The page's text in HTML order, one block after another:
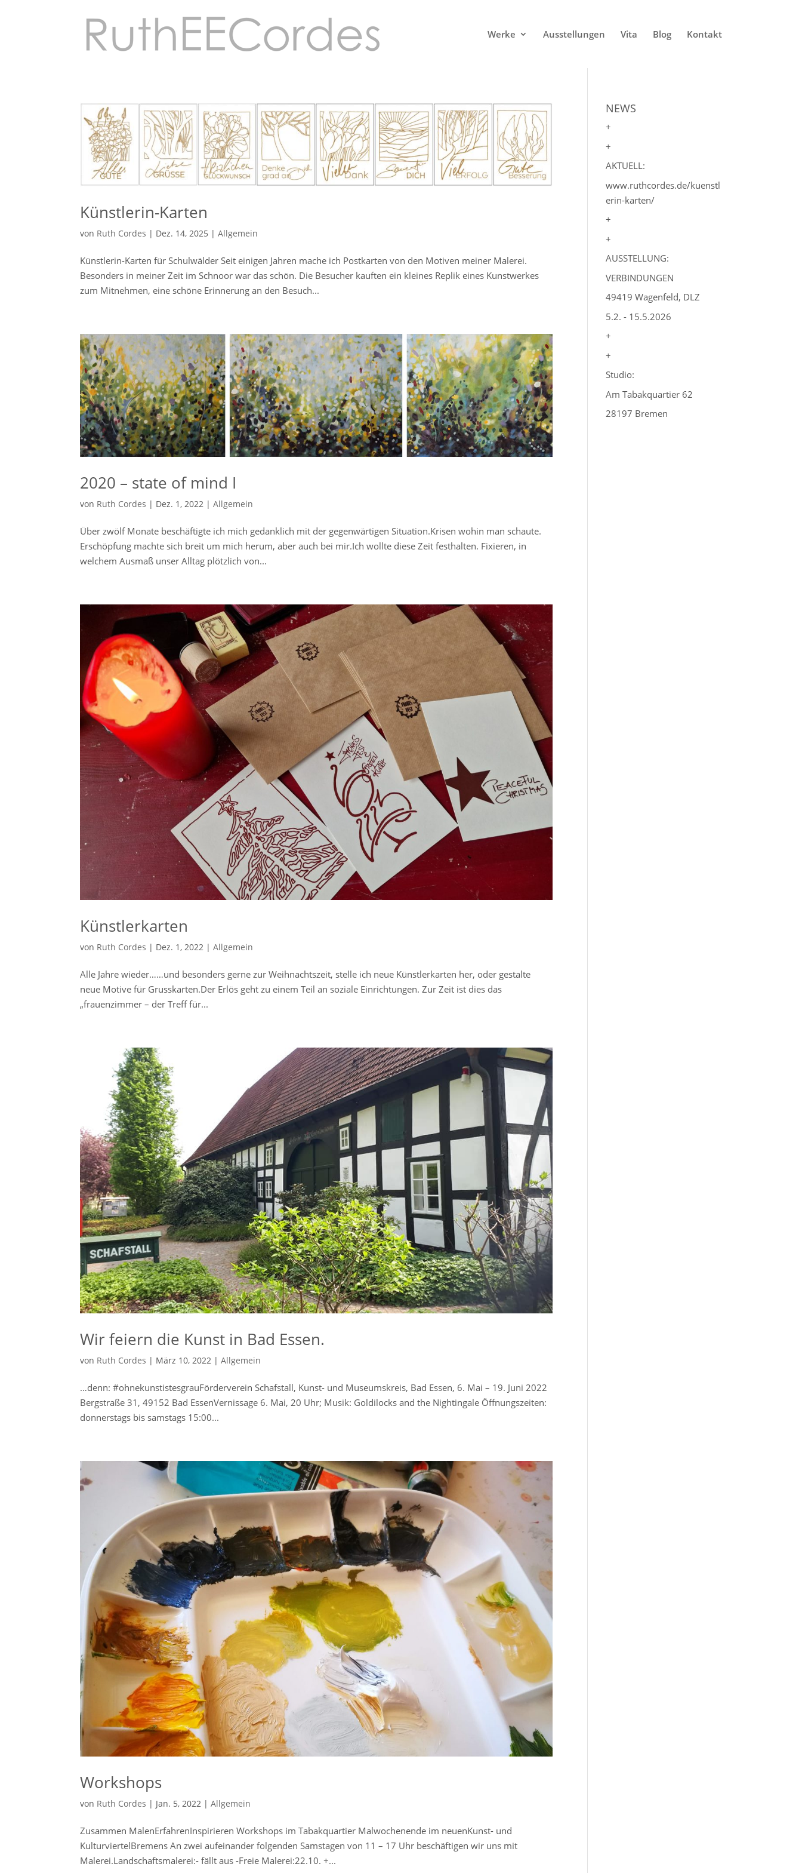
Werke Ausstellungen Vita Blog Kontakt
Künstlerin-Karten
von Ruth Cordes | Dez. 14, 2025 |Allgemein
Künstlerin-Karten für Schulwälder Seit einigen Jahren mache ich Postkarten von den Motiven meiner Malerei.
Besonders in meiner Zeit im Schnoor war das schön. Die Besucher kauften ein kleines Replik eines Kunstwerkes
zum Mitnehmen, eine schöne Erinnerung an den Besuch...
2020 – state of mind I
von Ruth Cordes | Dez. 1, 2022 |Allgemein
Über zwölf Monate beschäftigte ich mich gedanklich mit der gegenwärtigen Situation.Krisen wohin man schaute.
Erschöpfung machte sich breit um mich herum, aber auch bei mir.Ich wollte diese Zeit festhalten. Fixieren, in
welchem Ausmaß unser Alltag plötzlich von...
Künstlerkarten
von Ruth Cordes | Dez. 1, 2022 |Allgemein
Alle Jahre wieder……und besonders gerne zur Weihnachtszeit, stelle ich neue Künstlerkarten her, oder gestalte
neue Motive für Grusskarten.Der Erlös geht zu einem Teil an soziale Einrichtungen. Zur Zeit ist dies das
„frauenzimmer – der Treff für...
Wir feiern die Kunst in Bad Essen.
von Ruth Cordes | März 10, 2022 |Allgemein
…denn: #ohnekunstistesgrauFörderverein Schafstall, Kunst- und Museumskreis, Bad Essen, 6. Mai – 19. Juni 2022
Bergstraße 31, 49152 Bad EssenVernissage 6. Mai, 20 Uhr; Musik: Goldilocks and the Nightingale Öffnungszeiten:
donnerstags bis samstags 15:00...
Workshops
von Ruth Cordes | Jan. 5, 2022 |Allgemein
Zusammen MalenErfahrenInspirieren Workshops im Tabakquartier Malwochenende im neuenKunst- und
KulturviertelBremens An zwei aufeinander folgenden Samstagen von 11 – 17 Uhr beschäftigen wir uns mit
Malerei.Landschaftsmalerei:- fällt aus -Freie Malerei:22.10. +...
NEWS
+
+
AKTUELL:
www.ruthcordes.de/kuenstl
erin-karten/
+
+
AUSSTELLUNG:
VERBINDUNGEN
49419 Wagenfeld, DLZ
5.2. - 15.5.2026
+
+
Studio:
Am Tabakquartier 62
28197 Bremen